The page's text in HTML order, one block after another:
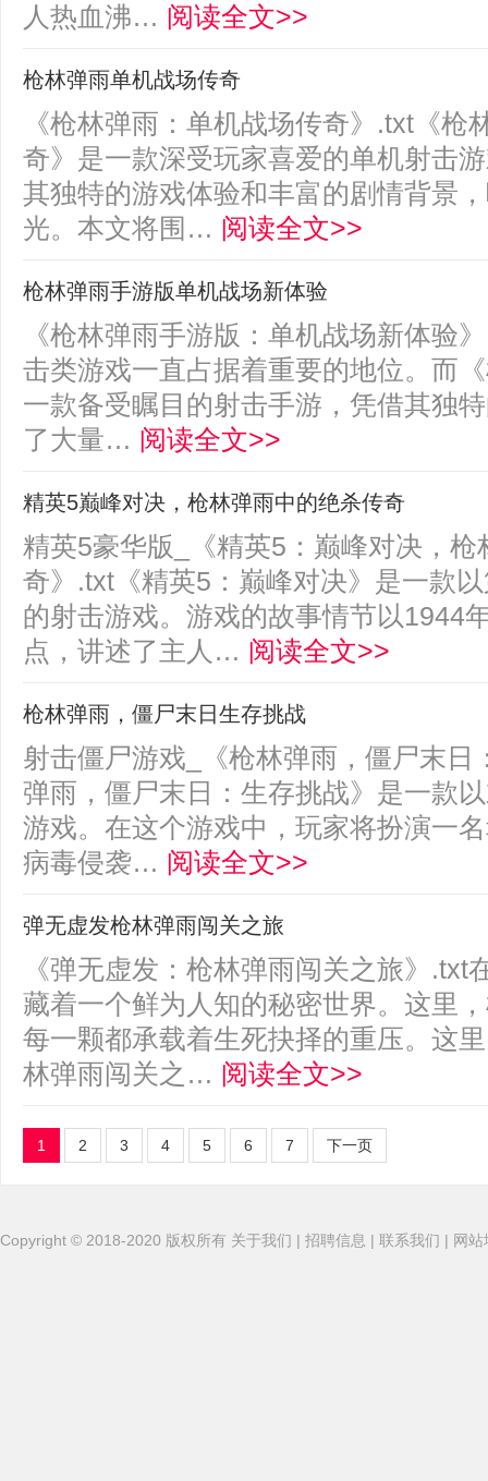
人热血沸… 阅读全文>>
枪林弹雨单机战场传奇
《枪林弹雨：单机战场传奇》.txt《枪
奇》是一款深受玩家喜爱的单机射击
其独特的游戏体验和丰富的剧情背景
光。本文将围… 阅读全文>>
枪林弹雨手游版单机战场新体验
《枪林弹雨手游版：单机战场新体验
击类游戏一直占据着重要的地位。而
一款备受瞩目的射击手游，凭借其独
了大量… 阅读全文>>
精英5巅峰对决，枪林弹雨中的绝杀传奇
精英5豪华版_《精英5：巅峰对决，枪
奇》.txt《精英5：巅峰对决》是一款
的射击游戏。游戏的故事情节以1944
点，讲述了主人… 阅读全文>>
枪林弹雨，僵尸末日生存挑战
射击僵尸游戏_《枪林弹雨，僵尸末日
弹雨，僵尸末日：生存挑战》是一款
游戏。在这个游戏中，玩家将扮演一
病毒侵袭… 阅读全文>>
弹无虚发枪林弹雨闯关之旅
《弹无虚发：枪林弹雨闯关之旅》.txt
藏着一个鲜为人知的秘密世界。这里
每一颗都承载着生死抉择的重压。这
林弹雨闯关之… 阅读全文>>
1 2 3 4 5 6 7 下一页
Copyright © 2018-2020 版权所有 关于我们 | 招聘信息 | 联系我们 | 网站